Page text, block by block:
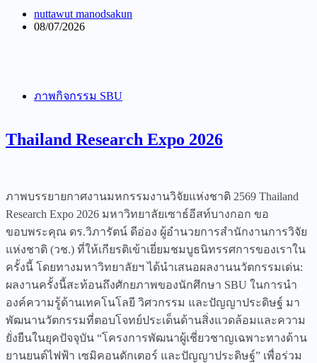
nuttawut manodsakun
08/07/2026
ภาพกิจกรรม SBU
Thailand Research Expo 2026
ภาพบรรยายกาศงานมหกรรมงานวิจัยแห่งชาติ 2569 Thailand
Research Expo 2026 มหาวิทยาลัยเซาธ์อีสท์บางกอก ขอ
ขอบพระคุณ ดร.วิภารัตน์ ดีอ่อง ผู้อำนวยการสำนักงานการวิจัย
แห่งชาติ (วช.) ที่ให้เกียรติเข้าเยี่ยมชมบูธนิทรรศการของเราใน
ครั้งนี้ โดยทางมหาวิทยาลัยฯ ได้นำเสนอผลงานนวัตกรรมเด่น:
ผลงานครั้งนี้สะท้อนถึงศักยภาพของนักศึกษา SBU ในการนำ
องค์ความรู้ด้านเทคโนโลยี วิศวกรรม และปัญญาประดิษฐ์ มา
พัฒนานวัตกรรมที่ตอบโจทย์ประเด็นด้านสิ่งแวดล้อมและความ
ยั่งยืนในยุคปัจจุบัน “โครงการพัฒนาผู้เชี่ยวชาญเฉพาะทางด้าน
ยานยนต์ไฟฟ้า เซมิคอนดักเตอร์ และปัญญาประดิษฐ์” เพื่อร่วม